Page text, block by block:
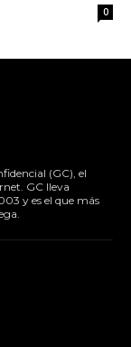
0
(GC), el
GC lleva
y es el que más